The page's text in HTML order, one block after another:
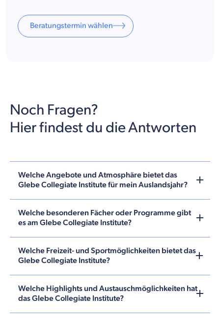
Beratungstermin wählen
Noch Fragen?
Hier findest du die Antworten
Welche Angebote und Atmosphäre bietet das
Glebe Collegiate Institute für mein Auslandsjahr?
Welche besonderen Fächer oder Programme gibt
es am Glebe Collegiate Institute?
Welche Freizeit- und Sportmöglichkeiten bietet das
Glebe Collegiate Institute?
Welche Highlights und Austauschmöglichkeiten hat
das Glebe Collegiate Institute?